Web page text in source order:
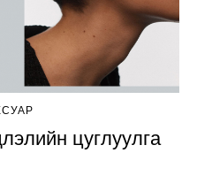
цуглуулга